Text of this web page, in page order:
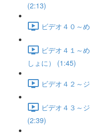
(2:13)
ビデオ４０～
ビデオ４１～
しょに） (1:45)
ビデオ４２～
ビデオ４３～
(2:39)